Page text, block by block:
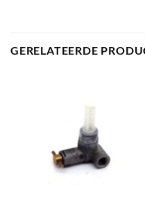
GERELATEERDE